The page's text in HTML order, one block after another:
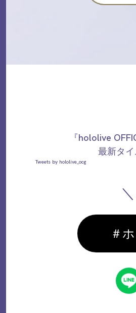
『hololive
最新タ
Tweets by hololive_ocg
＃